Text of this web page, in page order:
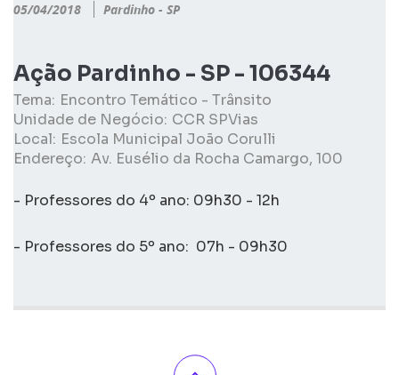
05/04/2018 Pardinho - SP
Ação Pardinho - SP - 106344
Tema: Encontro Temático - Trânsito
Unidade de Negócio: CCR SPVias
Local: Escola Municipal João Corulli
Endereço: Av. Eusélio da Rocha Camargo, 100
- Professores do 4º ano: 09h30 - 12h
- Professores do 5º ano: 07h - 09h30